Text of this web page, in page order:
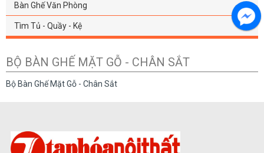
Bàn Ghế Văn Phòng
Tìm Tủ - Quầy - Kệ
BỘ BÀN GHẾ MẶT GỖ - CHÂN SẮT
Bộ Bàn Ghế Mặt Gỗ - Chân Sắt